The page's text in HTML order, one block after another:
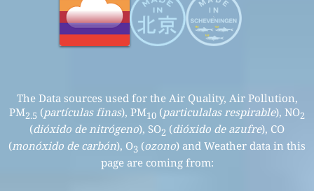
The Data sources used for the Air Quality, Air Pollution,
PM2.5 (partículas finas), PM10 (particulalas respirable), NO2
(dióxido de nitrógeno), SO2 (dióxido de azufre), CO
(monóxido de carbón), O3 (ozono) and Weather data in this
page are coming from: